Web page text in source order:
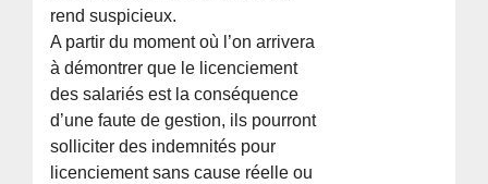
rend suspicieux.
A partir du moment où l’on arrivera
à démontrer que le licenciement
des salariés est la conséquence
d’une faute de gestion, ils pourront
solliciter des indemnités pour
licenciement sans cause réelle ou